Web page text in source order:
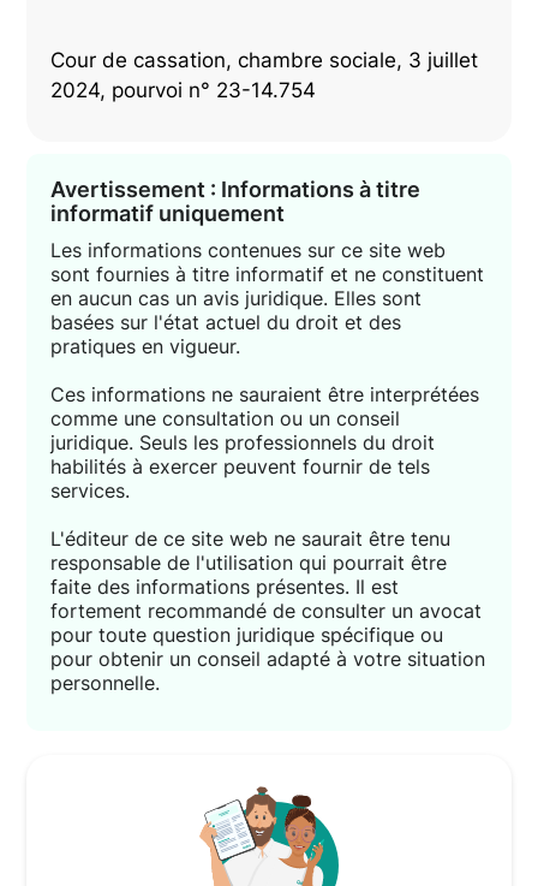
Cour de cassation, chambre sociale, 3 juillet
2024, pourvoi n° 23-14.754
Avertissement : Informations à titre
informatif uniquement
Les informations contenues sur ce site web
sont fournies à titre informatif et ne constituent
en aucun cas un avis juridique. Elles sont
basées sur l'état actuel du droit et des
pratiques en vigueur.
Ces informations ne sauraient être interprétées
comme une consultation ou un conseil
juridique. Seuls les professionnels du droit
habilités à exercer peuvent fournir de tels
services.
L'éditeur de ce site web ne saurait être tenu
responsable de l'utilisation qui pourrait être
faite des informations présentes. Il est
fortement recommandé de consulter un avocat
pour toute question juridique spécifique ou
pour obtenir un conseil adapté à votre situation
personnelle.